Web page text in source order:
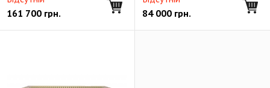
161 700 грн. 84 000 грн.